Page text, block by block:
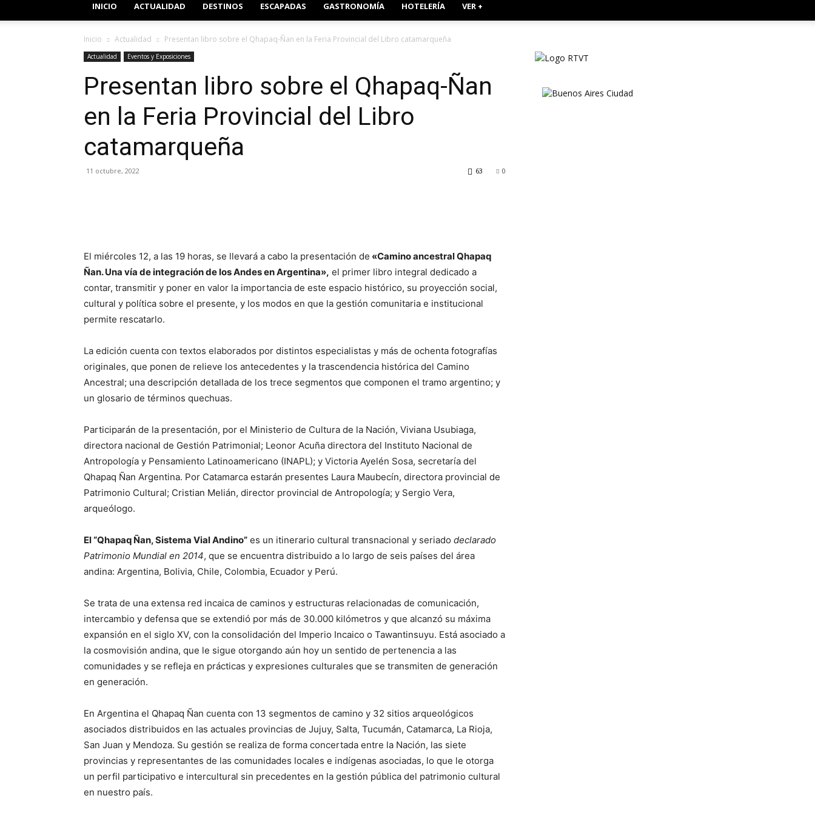
INICIO ACTUALIDAD DESTINOS ESCAPADAS GASTRONOMÍA HOTELERÍA VER +
Inicio Actualidad Presentan libro sobre el Qhapaq-Ñan en la Feria Provincial del Libro catamarqueña
Actualidad Eventos y Exposiciones
Presentan libro sobre el Qhapaq-Ñan
en la Feria Provincial del Libro
catamarqueña
11 octubre, 2022 0
63
El miércoles 12, a las 19 horas, se llevará a cabo la presentación de «Camino ancestral Qhapaq
Ñan. Una vía de integración de los Andes en Argentina», el primer libro integral dedicado a
contar, transmitir y poner en valor la importancia de este espacio histórico, su proyección social,
cultural y política sobre el presente, y los modos en que la gestión comunitaria e institucional
permite rescatarlo.
La edición cuenta con textos elaborados por distintos especialistas y más de ochenta fotografías
originales, que ponen de relieve los antecedentes y la trascendencia histórica del Camino
Ancestral; una descripción detallada de los trece segmentos que componen el tramo argentino; y
un glosario de términos quechuas.
Participarán de la presentación, por el Ministerio de Cultura de la Nación, Viviana Usubiaga,
directora nacional de Gestión Patrimonial; Leonor Acuña directora del Instituto Nacional de
Antropología y Pensamiento Latinoamericano (INAPL); y Victoria Ayelén Sosa, secretaría del
Qhapaq Ñan Argentina. Por Catamarca estarán presentes Laura Maubecín, directora provincial de
Patrimonio Cultural; Cristian Melián, director provincial de Antropología; y Sergio Vera,
arqueólogo.
El “Qhapaq Ñan, Sistema Vial Andino” es un itinerario cultural transnacional y seriado declarado
Patrimonio Mundial en 2014, que se encuentra distribuido a lo largo de seis países del área
andina: Argentina, Bolivia, Chile, Colombia, Ecuador y Perú.
Se trata de una extensa red incaica de caminos y estructuras relacionadas de comunicación,
intercambio y defensa que se extendió por más de 30.000 kilómetros y que alcanzó su máxima
expansión en el siglo XV, con la consolidación del Imperio Incaico o Tawantinsuyu. Está asociado a
la cosmovisión andina, que le sigue otorgando aún hoy un sentido de pertenencia a las
comunidades y se refleja en prácticas y expresiones culturales que se transmiten de generación
en generación.
En Argentina el Qhapaq Ñan cuenta con 13 segmentos de camino y 32 sitios arqueológicos
asociados distribuidos en las actuales provincias de Jujuy, Salta, Tucumán, Catamarca, La Rioja,
San Juan y Mendoza. Su gestión se realiza de forma concertada entre la Nación, las siete
provincias y representantes de las comunidades locales e indígenas asociadas, lo que le otorga
un perfil participativo e intercultural sin precedentes en la gestión pública del patrimonio cultural
en nuestro país.